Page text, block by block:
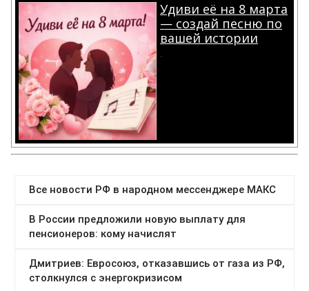
Удиви её на 8 марта
— создай песню по
вашей истории
.